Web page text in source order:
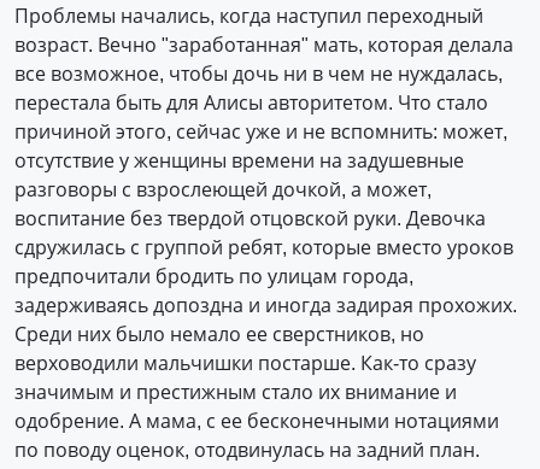
Проблемы начались, когда наступил переходный
возраст. Вечно "заработанная" мать, которая делала
все возможное, чтобы дочь ни в чем не нуждалась,
перестала быть для Алисы авторитетом. Что стало
причиной этого, сейчас уже и не вспомнить: может,
отсутствие у женщины времени на задушевные
разговоры с взрослеющей дочкой, а может,
воспитание без твердой отцовской руки. Девочка
сдружилась с группой ребят, которые вместо уроков
предпочитали бродить по улицам города,
задерживаясь допоздна и иногда задирая прохожих.
Среди них было немало ее сверст­ников, но
верховодили мальчишки постарше. Как-то сразу
значимым и престижным стало их внимание и
одобрение. А мама, с ее бесконечными нотациями
по поводу оценок, отодвинулась на задний план.